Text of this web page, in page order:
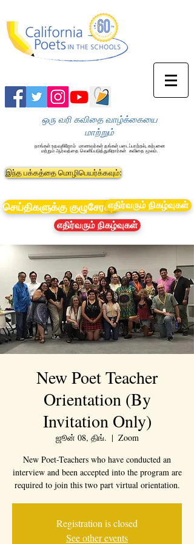
ஒரு வரி கவிதை வாழ்க்கையை
மாற்றும்
நாங்கள் உதவுகிறோம் மாணவர்கள் தங்கள் படைப்பாற்றல், கற்பனை
மற்றும் ஆர்வத்தை வெளிப்படுத்துகிறார்கள் கவிதை மூலம்.
இந்த பக்கத்தை மொழிபெயர்க்கவும்:
செய்திகளுக்கு குழுசேரவும்எதிர்வரும் நிகழ்வுகள்
எதிர்வரும் நிகழ்வுகள்
New Poet Teacher
Orientation (By
Invitation Only)
ஜூன் 08, திங்.
  |
Zoom
New Poet-Teachers who have conducted an
interview and been accepted into the program are
required to join this two part virtual orientation.
Registration is closed
See other events